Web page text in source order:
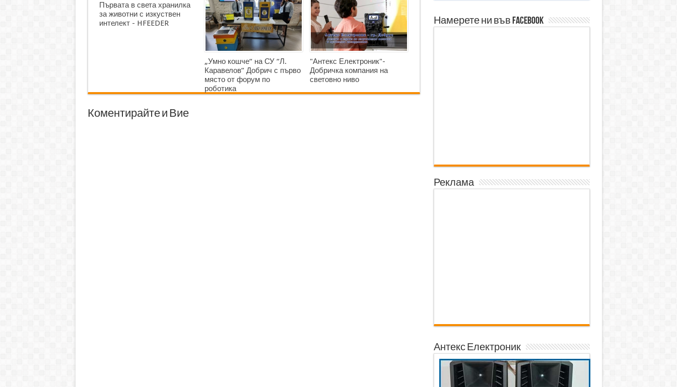
Първата в света хранилка
за животни с изкуствен
интелект - HFEEDER
„Умно кошче“ на СУ “Л.
Каравелов” Добрич с първо
място от форум по
роботика
"Антекс Електроник"-
Добричка компания на
световно ниво
Коментирайте и Вие
Намерете ни във Facebook
Реклама
Антекс Електроник